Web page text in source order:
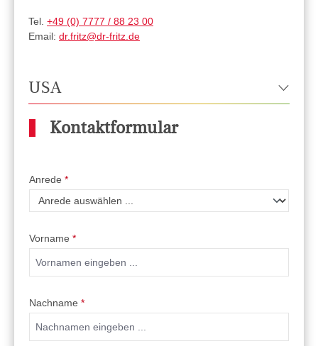
Tel. +49 (0) 7777 / 88 23 00
Email: dr.fritz@dr-fritz.de
USA
Kontaktformular
Anrede *
Vorname *
Nachname *